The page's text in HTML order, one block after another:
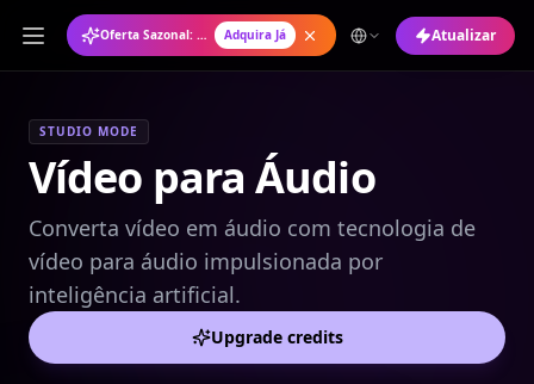
Oferta Sazonal: Plano Anual com 50% de Desconto Adquira Já Atualizar
STUDIO MODE
Vídeo para Áudio
Converta vídeo em áudio com tecnologia de
vídeo para áudio impulsionada por
inteligência artificial.
Upgrade credits